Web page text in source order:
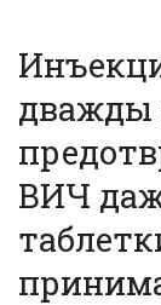
дважды
ВИЧ